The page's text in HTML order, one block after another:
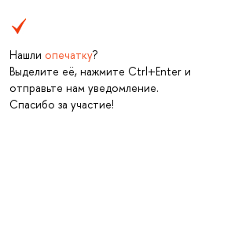
Нашли опечатку?
Выделите её, нажмите Ctrl+Enter и
отправьте нам уведомление.
Спасибо за участие!